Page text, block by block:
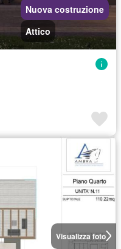
Nuova costruzione
Attico
Visualizza foto